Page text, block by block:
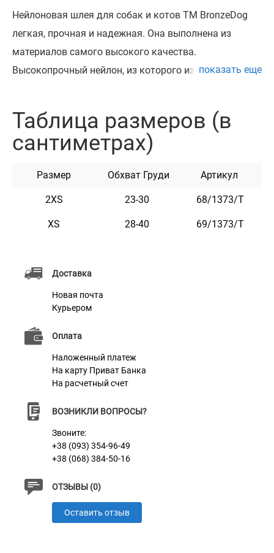
Доставка
Новая почта
Курьером
Оплата
Наложенный платеж
На карту Приват Банка
На расчетный счет
ВОЗНИКЛИ ВОПРОСЫ?
Звоните:
+38 (093) 354-96-49
+38 (068) 384-50-16
ОТЗЫВЫ (0)
Оставить отзыв
Нейлоновая шлея для собак и котов ТМ BronzeDog
легкая, прочная и надежная. Она выполнена из
материалов самого высокого качества.
Высокопрочный нейлон, из которого изготовлена
Шлея укомплектована высококачественной
пластиковой пряжкой. Обхват регулируется.
карликовый пинчер, йоркширский терьер, той терьер,
кокер спаниель, мопс, шпиц, пекинес, такса и т.д.) и
На шлее с помощью заклепок можно
закрепить адресник, на котором наши мастера могут
награвировать любую информацию по вашему
желанию, например: ваши контактные данные, адрес,
имя домашнего животного, номер микрочипа и т.п.
Текст наносится с помощью лазера, поэтому со
временем он не сотрется и не потускнеет.
Характеристики
Материал
Фурнитура
показать еще
Таблица размеров (в
сантиметрах)
Размер Обхват Груди Артикул
2XS 23-30 68/1373/Т
XS 28-40 69/1373/Т